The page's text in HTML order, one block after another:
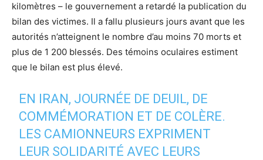
kilomètres – le gouvernement a retardé la publication du
bilan des victimes. Il a fallu plusieurs jours avant que les
autorités n’atteignent le nombre d’au moins 70 morts et
plus de 1 200 blessés. Des témoins oculaires estiment
que le bilan est plus élevé.
EN IRAN, JOURNÉE DE DEUIL, DE
COMMÉMORATION ET DE COLÈRE.
LES CAMIONNEURS EXPRIMENT
LEUR SOLIDARITÉ AVEC LEURS